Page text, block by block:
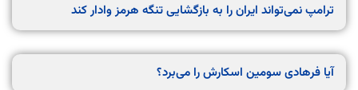
ترامپ نمی‌تواند ایران را به بازگشایی تنگه هرمز وادار کند
آیا فرهادی سومین اسکارش را می‌‌برد؟